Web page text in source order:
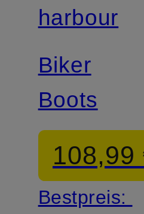
harbour
Biker
Boots
108,99
Bestpreis: